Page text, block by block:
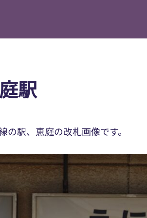
駅
の駅、恵庭の改札画像です。